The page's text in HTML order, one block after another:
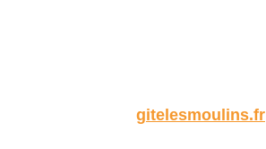
gitelesmoulins.fr